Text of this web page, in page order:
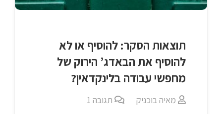
תוצאות הסקר: להוסיף או לא
להוסיף את הבאדג’ הירוק של
מחפשי עבודה בלינקדאין?
מאיה בוכניק תגובה1